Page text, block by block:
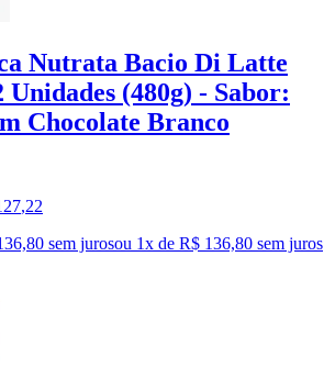
Nutrata Bacio Di Latte
Unidades (480g) - Sabor:
Chocolate Branco
,22
sem jurosou 1x de R$ 136,80 sem juros